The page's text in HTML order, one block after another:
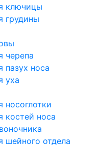
ключицы
грудины
черепа
пазух носа
уха
носоглотки
костей носа
шейного отдела